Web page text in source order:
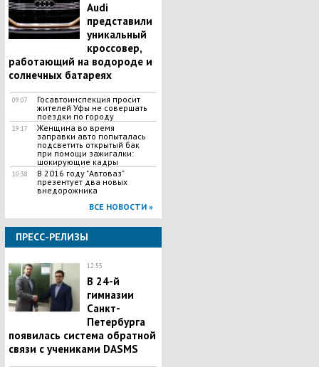
Audi
представили
уникальный
кроссовер,
работающий на водороде и
солнечных батареях
09:07
Госавтоинспекция просит
жителей Уфы не совершать
поездки по городу
19:17
Женщина во время
заправки авто попыталась
подсветить открытый бак
при помощи зажигалки:
шокирующие кадры
10:38
В 2016 году "Автоваз"
презентует два новых
внедорожника
ВСЕ НОВОСТИ »
ПРЕСС-РЕЛИЗЫ
12:55
В 24-й
гимназии
Санкт-
Петербурга
появилась система обратной
связи с учениками DASMS